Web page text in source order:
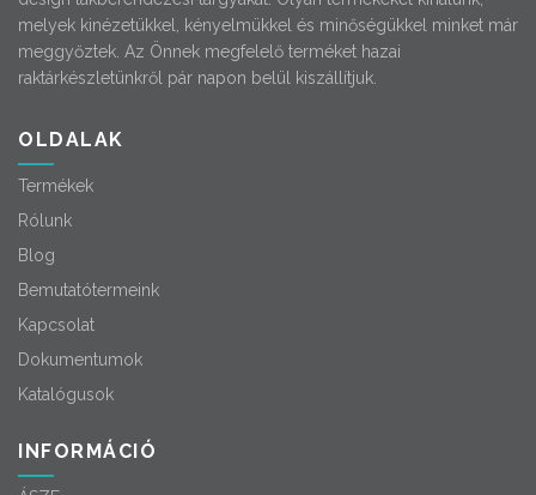
melyek kinézetükkel, kényelmükkel és minőségükkel minket már
meggyőztek. Az Önnek megfelelő terméket hazai
raktárkészletünkről pár napon belül kiszállítjuk.
OLDALAK
Termékek
Rólunk
Blog
Bemutatótermeink
Kapcsolat
Dokumentumok
Katalógusok
INFORMÁCIÓ